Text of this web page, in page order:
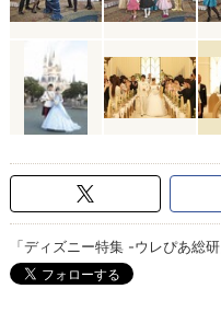
「ディズニー特集 -ウレぴあ総